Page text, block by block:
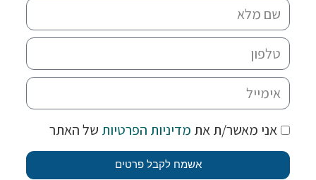
אני מאשר/ת את מדיניות הפרטיות של האתר
אשמח לקבל פרטים